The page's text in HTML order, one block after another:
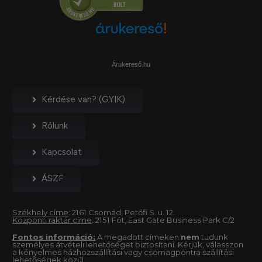
Árukereső.hu
Kérdése van? (GYIK)
Rólunk
Kapcsolat
ÁSZF
Székhely címe: 2161 Csomád, Petőfi S. u. 12.
Központi raktár címe: 2151 Fót, East Gate Business Park C/2
Fontos információ: A megadott címeken nem tudunk
személyes átvételi lehetőséget biztosítani. Kérjük, válasszon
a kényelmes házhozszállítási vagy csomagpontra szállítási
lehetőségek közül.